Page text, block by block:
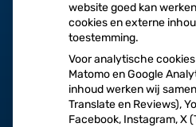
Herhaalrecepten
aanvragen
website goed kan
cookies en externe
toestemming.
Voor analytische
Matomo en Google
inhoud werken wij
Translate en Reviews),
Facebook, Instagram, X